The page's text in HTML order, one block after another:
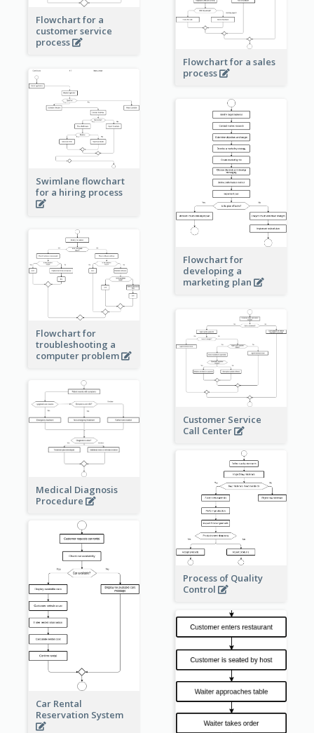
Flowchart for a
customer service
process
Flowchart for a sales
process
Swimlane flowchart
for a hiring process
Flowchart for
developing a
marketing plan
Flowchart for
troubleshooting a
computer problem
Customer Service
Call Center
Medical Diagnosis
Procedure
Process of Quality
Control
Car Rental
Reservation System